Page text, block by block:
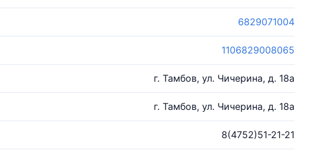
6829071004
1106829008065
г. Тамбов, ул. Чичерина, д. 18а
г. Тамбов, ул. Чичерина, д. 18а
8(4752)51-21-21